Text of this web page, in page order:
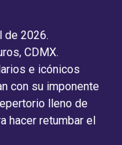
de 2026.
CDMX.
e icónicos
con su imponente
lleno de
hacer retumbar el